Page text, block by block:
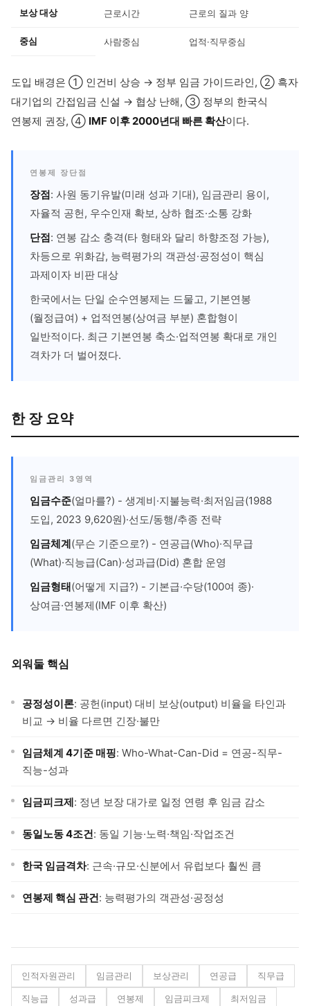
보상 대상 근로시간 근로의 질과 양
중심 사람중심 업적·직무중심
도입 배경은 ① 인건비 상승 → 정부 임금 가이드라인, ② 흑자
대기업의 간접임금 신설 → 협상 난해, ③ 정부의 한국식
연봉제 권장, ④ IMF 이후 2000년대 빠른 확산이다.
연봉제 장단점
장점: 사원 동기유발(미래 성과 기대), 임금관리 용이,
자율적 공헌, 우수인재 확보, 상하 협조·소통 강화
단점: 연봉 감소 충격(타 형태와 달리 하향조정 가능),
차등으로 위화감, 능력평가의 객관성·공정성이 핵심
과제이자 비판 대상
한국에서는 단일 순수연봉제는 드물고, 기본연봉
(월정급여) + 업적연봉(상여금 부분) 혼합형이
일반적이다. 최근 기본연봉 축소·업적연봉 확대로 개인
격차가 더 벌어졌다.
한 장 요약
임금관리 3영역
임금수준(얼마를?) - 생계비·지불능력·최저임금(1988
도입, 2023 9,620원)·선도/동행/추종 전략
임금체계(무슨 기준으로?) - 연공급(Who)·직무급
(What)·직능급(Can)·성과급(Did) 혼합 운영
임금형태(어떻게 지급?) - 기본급·수당(100여 종)·
상여금·연봉제(IMF 이후 확산)
외워둘 핵심
공정성이론: 공헌(input) 대비 보상(output) 비율을 타인과
비교 → 비율 다르면 긴장·불만
임금체계 4기준 매핑: Who-What-Can-Did = 연공-직무-
직능-성과
임금피크제: 정년 보장 대가로 일정 연령 후 임금 감소
동일노동 4조건: 동일 기능·노력·책임·작업조건
한국 임금격차: 근속·규모·신분에서 유럽보다 훨씬 큼
연봉제 핵심 관건: 능력평가의 객관성·공정성
인적자원관리 임금관리 보상관리 연공급 직무급
직능급 성과급 연봉제 임금피크제 최저임금